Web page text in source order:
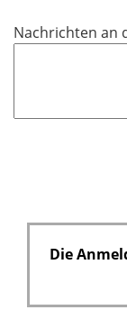
h
Nachrichten an
Die